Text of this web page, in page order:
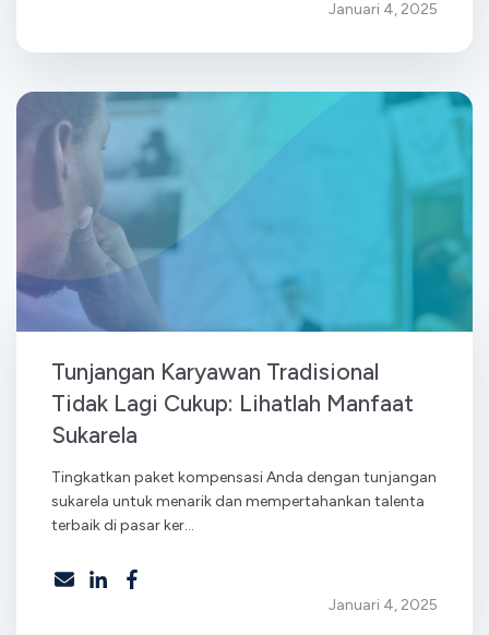
Januari 4, 2025
Tunjangan Karyawan Tradisional
Tidak Lagi Cukup: Lihatlah Manfaat
Sukarela
Tingkatkan paket kompensasi Anda dengan tunjangan
sukarela untuk menarik dan mempertahankan talenta
terbaik di pasar ker...
Januari 4, 2025